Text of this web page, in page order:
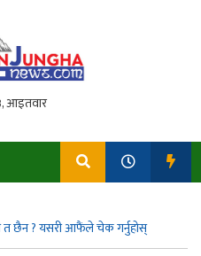
त छैन ? यसरी आफैंले चेक गर्नुहोस्